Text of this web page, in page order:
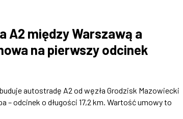
A2 między Warszawą a
na pierwszy odcinek
autostradę A2 od węzła Grodzisk Mazowiecki
– odcinek o długości 17,2 km. Wartość umowy to